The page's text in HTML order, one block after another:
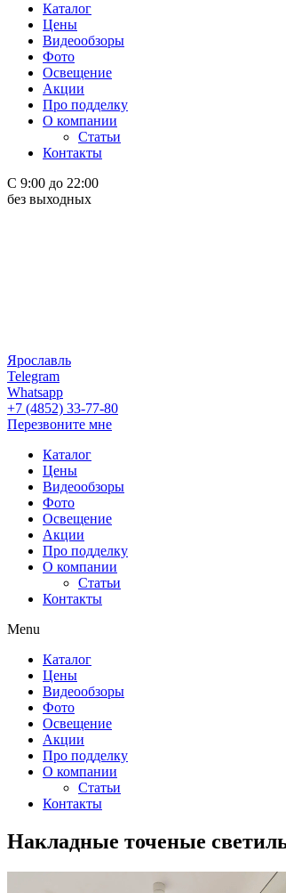
Каталог
Цены
Видеообзоры
Фото
Освещение
Акции
Про подделку
О компании
Статьи
Контакты
С 9:00 до 22:00
без выходных
Ярославль
Telegram
Whatsapp
+7 (4852) 33-77-80
Перезвоните мне
Каталог
Цены
Видеообзоры
Фото
Освещение
Акции
Про подделку
О компании
Статьи
Контакты
Menu
Каталог
Цены
Видеообзоры
Фото
Освещение
Акции
Про подделку
О компании
Статьи
Контакты
Накладные точеные